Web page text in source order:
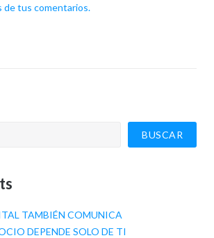
de tus comentarios.
BUSCAR
TAMBIÉN COMUNICA
DEPENDE SOLO DE TI